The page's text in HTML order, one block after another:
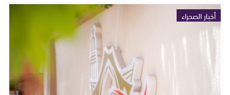
أخبار الصحراء